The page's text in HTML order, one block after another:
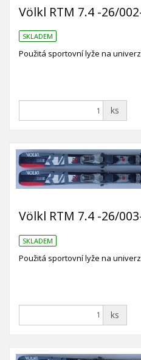
Völkl RTM 7.4 -26/
SKLADEM
Použitá sportovní lyže na
ks
Völkl RTM 7.4 -26/
SKLADEM
Použitá sportovní lyže na
ks